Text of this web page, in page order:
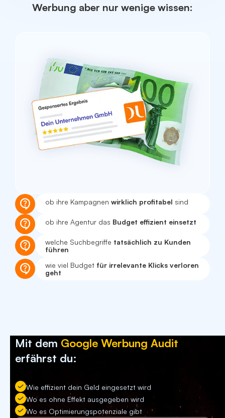
Werbung aber nur wenige wissen:
ob ihre Kampagnen wirklich profitabel sind
ob ihre Agentur das Budget effizient einsetzt
welche Suchbegriffe tatsächlich zu Kunden
führen
wie viel Budget für irrelevante Klicks verloren
geht
Mit dem Google Werbung Audit
erfährst du:
Wie effizient dein Geld eingesetzt wird
Wo es ohne Effekt ausgegeben wird
Wo es Optimierungspotenziale gibt